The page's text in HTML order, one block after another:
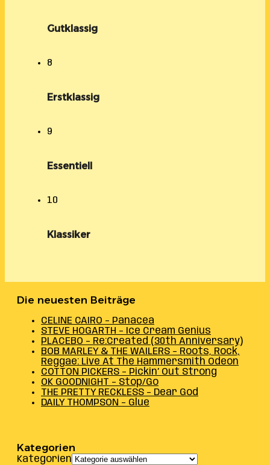
Gutklassig
8
Erstklassig
9
Essentiell
10
Klassiker
Die neuesten Beiträge
CELINE CAIRO – Panacea
STEVE HOGARTH – Ice Cream Genius
PLACEBO – Re:Created (30th Anniversary)
BOB MARLEY & THE WAILERS – Roots, Rock,
Reggae: Live At The Hammersmith Odeon
COTTON PICKERS – Pickin’ Out Strong
OK GOODNIGHT – Stop/Go
THE PRETTY RECKLESS – Dear God
DAILY THOMPSON – Glue
Kategorien
Kategorien